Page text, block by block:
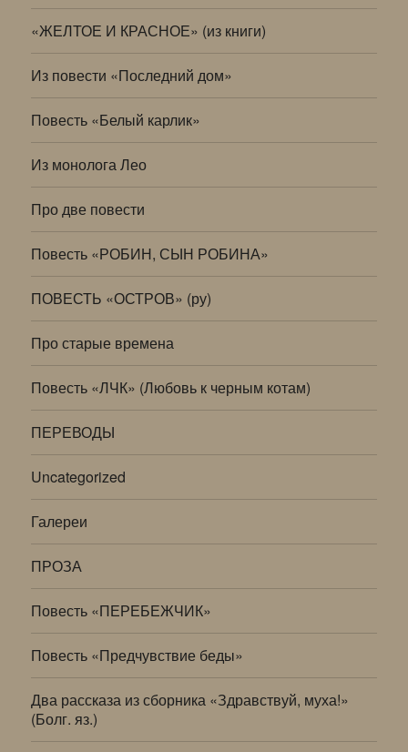
«ЖЕЛТОЕ И КРАСНОЕ» (из книги)
Из повести «Последний дом»
Повесть «Белый карлик»
Из монолога Лео
Про две повести
Повесть «РОБИН, СЫН РОБИНА»
ПОВЕСТЬ «ОСТРОВ» (ру)
Про старые времена
Повесть «ЛЧК» (Любовь к черным котам)
ПЕРЕВОДЫ
Uncategorized
Галереи
ПРОЗА
Повесть «ПЕРЕБЕЖЧИК»
Повесть «Предчувствие беды»
Два рассказа из сборника «Здравствуй, муха!»
(Болг. яз.)